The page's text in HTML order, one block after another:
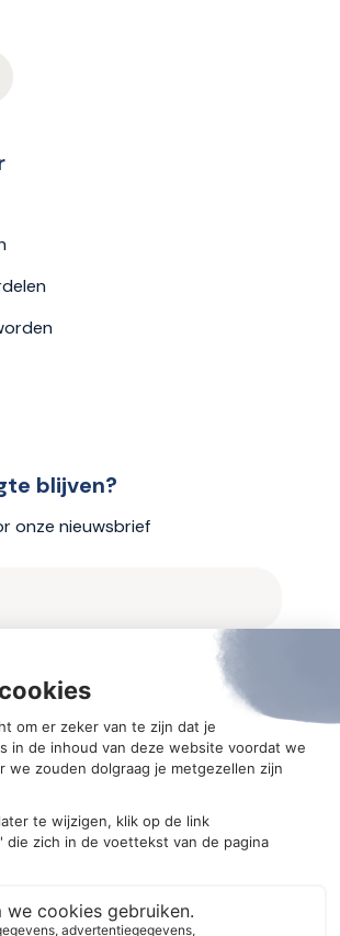
blijven?
onze nieuwsbrief
Privacybeleid en cookieverklaring